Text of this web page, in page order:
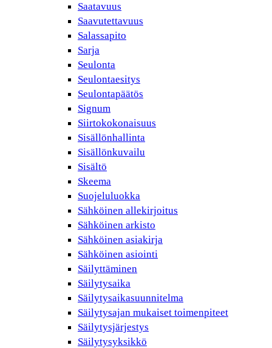
Saatavuus
Saavutettavuus
Salassapito
Sarja
Seulonta
Seulontaesitys
Seulontapäätös
Signum
Siirtokokonaisuus
Sisällönhallinta
Sisällönkuvailu
Sisältö
Skeema
Suojeluluokka
Sähköinen allekirjoitus
Sähköinen arkisto
Sähköinen asiakirja
Sähköinen asiointi
Säilyttäminen
Säilytysaika
Säilytysaikasuunnitelma
Säilytysajan mukaiset toimenpiteet
Säilytysjärjestys
Säilytysyksikkö